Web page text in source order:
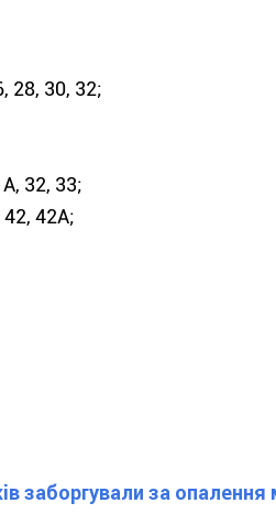
28, 30, 32;
32, 33;
42А;
заборгували за